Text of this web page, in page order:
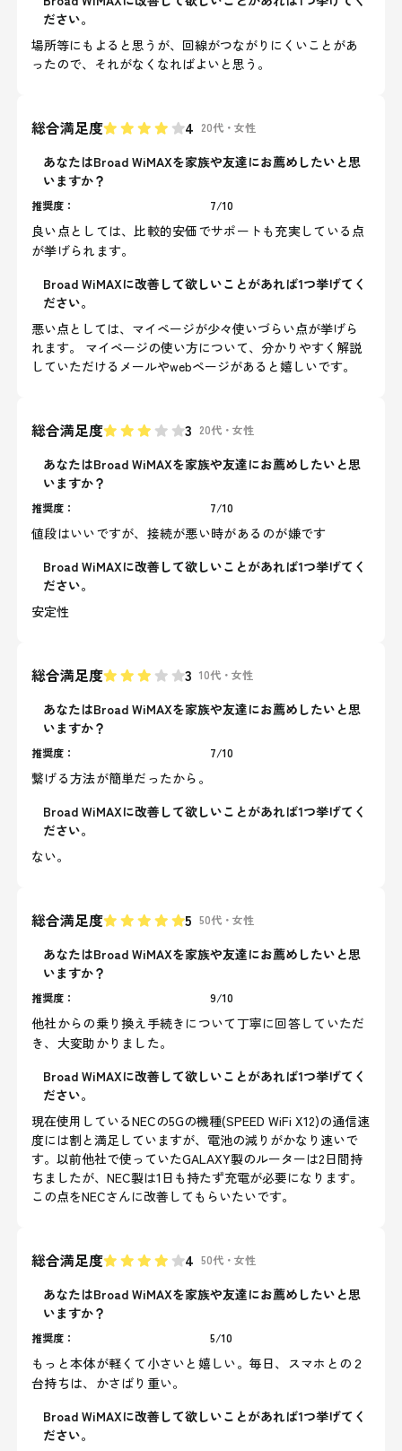
ださい。
場所等にもよると思うが、回線がつながりにくいことがあ
ったので、それがなくなればよいと思う。
総合満足度 4 20代 ・女性
あなたはBroad WiMAXを家族や友達にお薦めしたいと思
いますか？
推奨度： 7/10
良い点としては、比較的安価でサポートも充実している点
が挙げられます。
Broad WiMAXに改善して欲しいことがあれば1つ挙げてく
ださい。
悪い点としては、マイページが少々使いづらい点が挙げら
れます。 マイページの使い方について、分かりやすく解説
していただけるメールやwebページがあると嬉しいです。
総合満足度 3 20代 ・女性
あなたはBroad WiMAXを家族や友達にお薦めしたいと思
いますか？
推奨度： 7/10
値段はいいですが、接続が悪い時があるのが嫌です
Broad WiMAXに改善して欲しいことがあれば1つ挙げてく
ださい。
安定性
総合満足度 3 10代 ・女性
あなたはBroad WiMAXを家族や友達にお薦めしたいと思
いますか？
推奨度： 7/10
繋げる方法が簡単だったから。
Broad WiMAXに改善して欲しいことがあれば1つ挙げてく
ださい。
ない。
総合満足度 5 50代 ・女性
あなたはBroad WiMAXを家族や友達にお薦めしたいと思
いますか？
推奨度： 9/10
他社からの乗り換え手続きについて丁寧に回答していただ
き、大変助かりました。
Broad WiMAXに改善して欲しいことがあれば1つ挙げてく
ださい。
現在使用しているNECの5Gの機種(SPEED WiFi X12)の通信速
度には割と満足していますが、電池の減りがかなり速いで
す。以前他社で使っていたGALAXY製のルーターは2日間持
ちましたが、NEC製は1日も持たず充電が必要になります。
この点をNECさんに改善してもらいたいです。
総合満足度 4 50代 ・女性
あなたはBroad WiMAXを家族や友達にお薦めしたいと思
いますか？
推奨度： 5/10
もっと本体が軽くて小さいと嬉しい。毎日、スマホとの２
台持ちは、かさばり重い。
Broad WiMAXに改善して欲しいことがあれば1つ挙げてく
ださい。